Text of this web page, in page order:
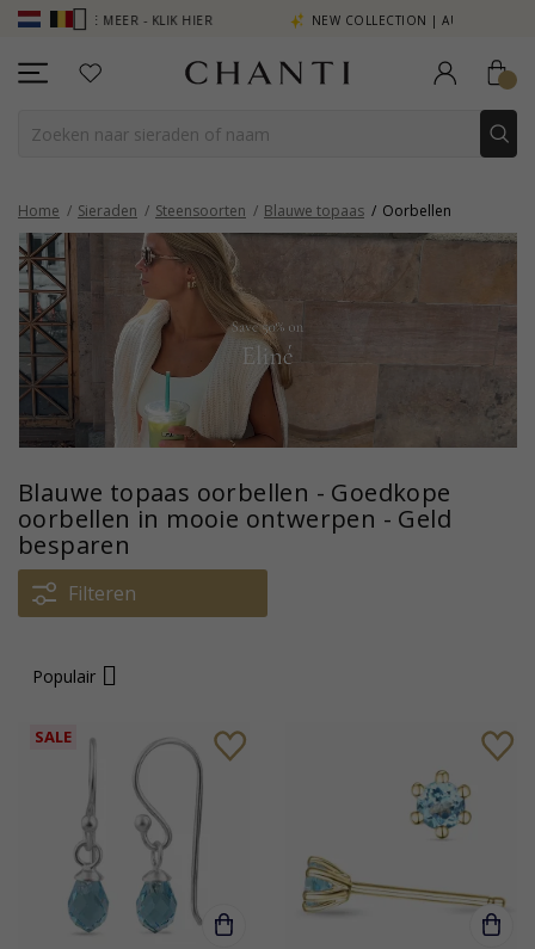
MEER - KLIK HIER NEW COLLECTION | AURA
Home Sieraden Steensoorten Blauwe topaas Oorbellen
Blauwe topaas oorbellen - Goedkope
oorbellen in mooie ontwerpen - Geld
besparen
Filteren
Populair
SALE